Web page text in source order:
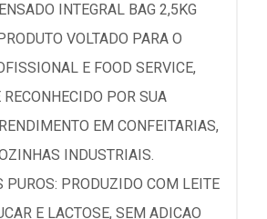
INTEGRAL BAG 2,5KG
VOLTADO PARA O
E FOOD SERVICE,
POR SUA
EM CONFEITARIAS,
INDUSTRIAIS.
PUROS: PRODUZIDO COM LEITE
E LACTOSE, SEM ADICAO